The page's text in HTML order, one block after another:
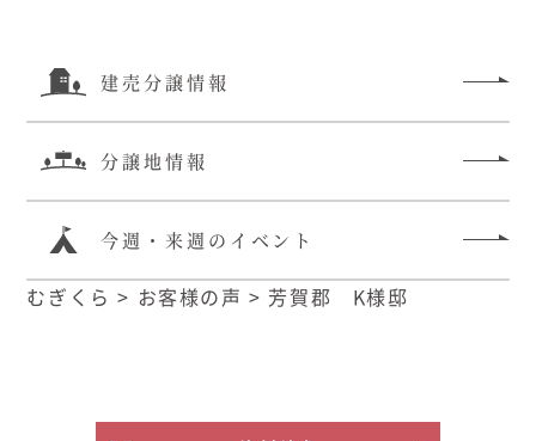
建売分譲情報
分譲地情報
今週・来週のイベント
むぎくら > お客様の声 > 芳賀郡 K様邸